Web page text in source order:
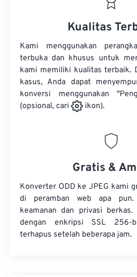
Kualitas
Kami menggunakan
terbuka dan khusus untuk
kami memiliki kualitas terbaik.
kasus, Anda dapat
konversi menggunakan
(opsional, cari
ikon).
Gratis &
Konverter ODD ke JPEG kami
di peramban web apa pun.
keamanan dan privasi
dengan enkripsi SSL 256-
terhapus setelah beberapa jam.